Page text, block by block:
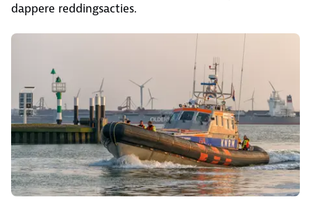
dappere reddingsacties.